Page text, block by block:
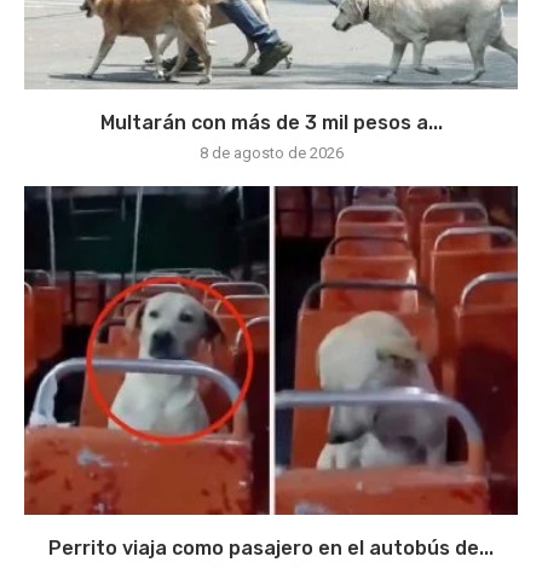
Multarán con más de 3 mil pesos a...
8 de agosto de 2026
Perrito viaja como pasajero en el autobús de...